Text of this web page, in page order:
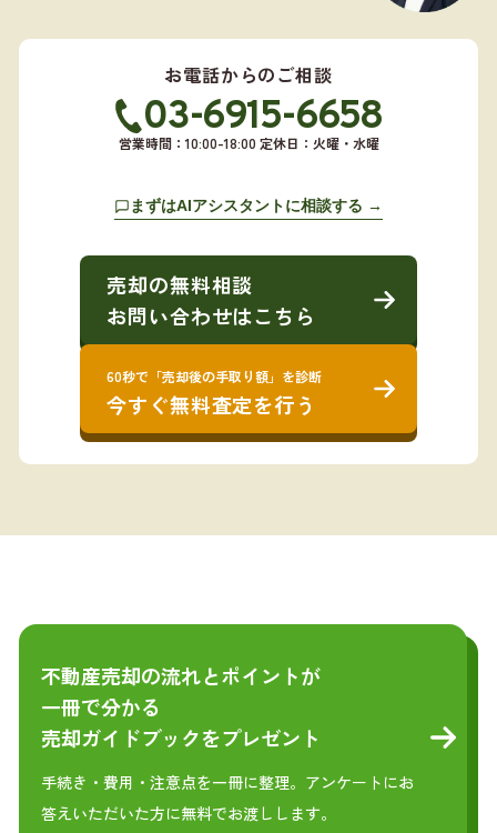
お電話からのご相談
03-6915-6658
営業時間：10:00-18:00 定休日：火曜・水曜
まずはAIアシスタントに相談する →
売却の無料相談
お問い合わせはこちら
60秒で「売却後の手取り額」を診断
今すぐ無料査定を行う
不動産売却の流れとポイントが
一冊で分かる
売却ガイドブックをプレゼント
手続き・費用・注意点を一冊に整理。アンケートにお
答えいただいた方に無料でお渡しします。